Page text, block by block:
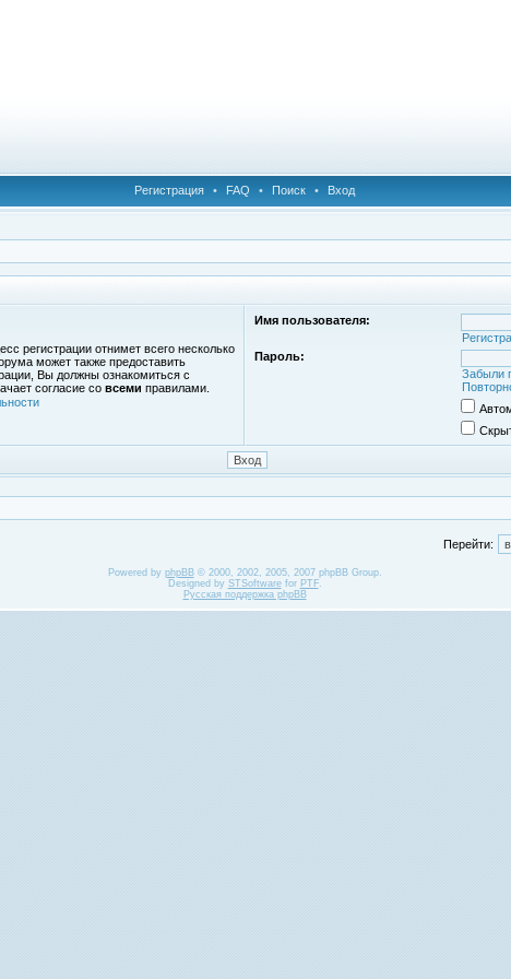
Регистрация • FAQ • Поиск • Вход
регистрации отнимет всего несколько
может также предоставить
Вы должны ознакомиться с
согласие со всеми правилами.
Имя пользователя:
Пароль:
Забыли
Перейти:
Powered by phpBB© 2000, 2002, 2005, 2007 phpBB Group.
Designed by STSoftwarefor PTF.
Русская поддержка phpBB